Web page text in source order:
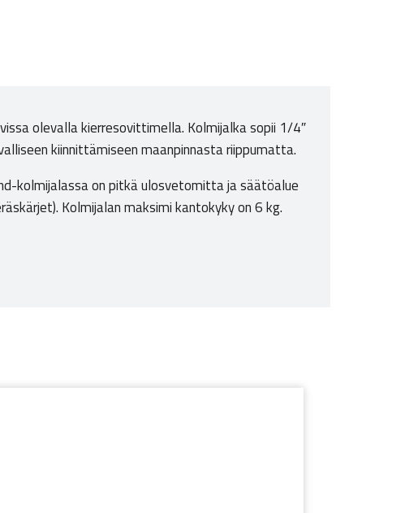
olevalla kierresovittimella. Kolmijalka sopii 1/4″
kiinnittämiseen maanpinnasta riippumatta.
kolmijalassa on pitkä ulosvetomitta ja säätöalue
Kolmijalan maksimi kantokyky on 6 kg.